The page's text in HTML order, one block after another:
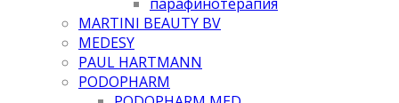
MARTINI BEAUTY BV
MEDESY
PAUL HARTMANN
PODOPHARM